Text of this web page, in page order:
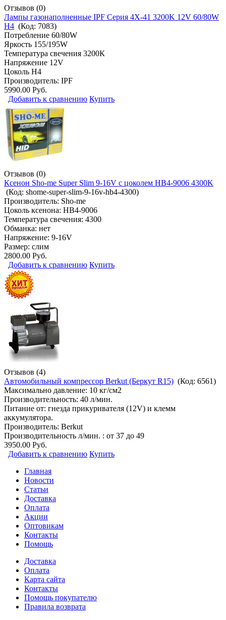
Отзывов (0)
Лампы газонаполненные IPF Серия 4X-41 3200K 12V 60/80W
H4 (Код: 7083)
Потребление 60/80W
Яркость 155/195W
Температура свечения 3200К
Напряжение 12V
Цоколь H4
Производитель: IPF
5990.00 Руб.
Добавить к сравнению Купить
Отзывов (0)
Ксенон Sho-me Super Slim 9-16V с цоколем HB4-9006 4300K
(Код: shome-super-slim-9-16v-hb4-4300)
Производитель: Sho-me
Цоколь ксенона: HB4-9006
Температура свечения: 4300
Обманка: нет
Напряжение: 9-16V
Размер: слим
2800.00 Руб.
Добавить к сравнению Купить
Отзывов (4)
Автомобильный компрессор Berkut (Беркут R15) (Код: 6561)
Максимально давление: 10 кг/см2
Производительность: 40 л/мин.
Питание от: гнезда прикуривателя (12V) и клемм
аккумулятора.
Производитель: Berkut
Производительность л/мин. : от 37 до 49
3950.00 Руб.
Добавить к сравнению Купить
Главная
Новости
Статьи
Доставка
Оплата
Акции
Оптовикам
Контакты
Помощь
Доставка
Оплата
Карта сайта
Контакты
Помощь покупателю
Правила возврата